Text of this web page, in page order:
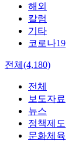
해외
칼럼
기타
코로나19
전체(4,180)
전체
보도자료
뉴스
정책제도
문화체육